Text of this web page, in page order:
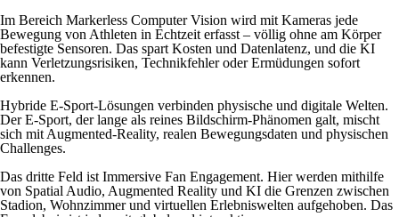
Im Bereich Markerless Computer Vision wird mit Kameras jede
Bewegung von Athleten in Echtzeit erfasst – völlig ohne am Körper
befestigte Sensoren. Das spart Kosten und Datenlatenz, und die KI
kann Verletzungsrisiken, Technikfehler oder Ermüdungen sofort
erkennen.
Hybride E-Sport-Lösungen verbinden physische und digitale Welten.
Der E-Sport, der lange als reines Bildschirm-Phänomen galt, mischt
sich mit Augmented-Reality, realen Bewegungsdaten und physischen
Challenges.
Das dritte Feld ist Immersive Fan Engagement. Hier werden mithilfe
von Spatial Audio, Augmented Reality und KI die Grenzen zwischen
Stadion, Wohnzimmer und virtuellen Erlebniswelten aufgehoben. Das